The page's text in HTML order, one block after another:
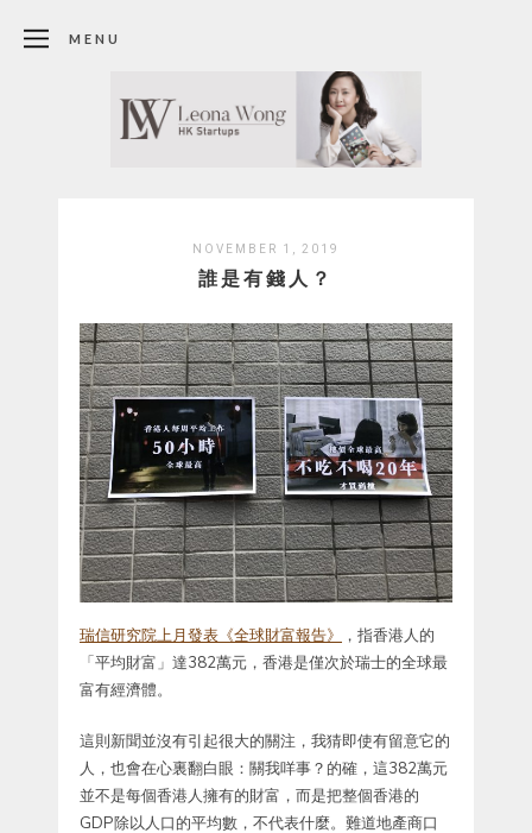
MENU
NOVEMBER 1, 2019
誰是有錢人？
瑞信研究院上月發表《全球財富報告》
，指香港人的
「平均財富」達382萬元，香港是僅次於瑞士的全球最
富有經濟體。
這則新聞並沒有引起很大的關注，我猜即使有留意它的
人，也會在心裏翻白眼：關我咩事？的確，這382萬元
並不是每個香港人擁有的財富，而是把整個香港的
GDP除以人口的平均數，不代表什麼。難道地產商口